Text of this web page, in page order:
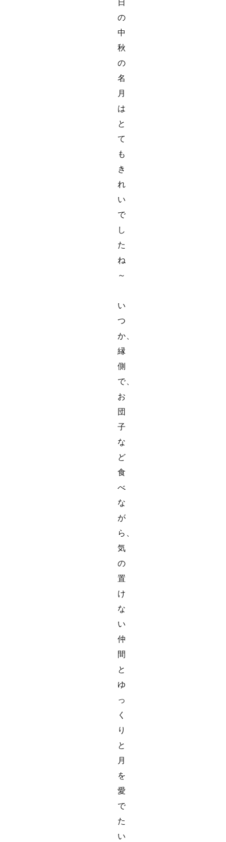
日
の
中
秋
の
名
月
は
と
て
も
き
れ
い
で
し
た
ね
～
い
つ
か、
縁
側
で、
お
団
子
な
ど
食
べ
な
が
ら、
気
の
置
け
な
い
仲
間
と
ゆ
っ
く
り
と
月
を
愛
で
た
い